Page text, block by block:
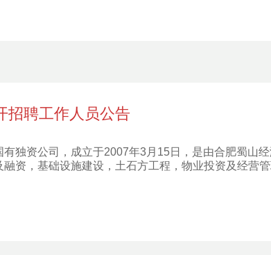
招聘工作人员公告
独资公司，成立于2007年3月15日，是由合肥蜀山
资，基础设施建设，土石方工程，物业投资及经营